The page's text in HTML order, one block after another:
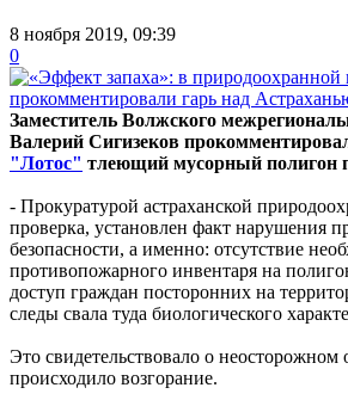
8 ноября 2019, 09:39
0
Заместитель Волжского
Валерий Сигизеков
"Лотос" тлеющий мусорный полигон
- Прокуратурой астраханской
проверка, установлен факт нарушения
безопасности, а именно: отсутствие
противопожарного инвентаря на
доступ граждан посторонних на
следы свала туда биологического
Это свидетельствовало о
происходило возгорание.